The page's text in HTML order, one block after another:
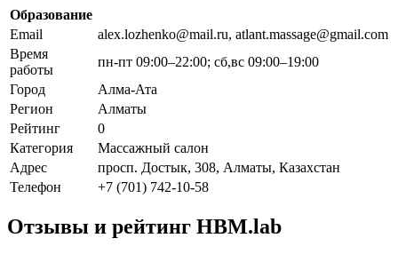
Образование
Email
alex.lozhenko@mail.ru, atlant.massage@gmail.com
Время
работы
пн-пт 09:00–22:00; сб,вс 09:00–19:00
Город
Алма-Ата
Регион
Алматы
Рейтинг
0
Категория
Массажный салон
Адрес
просп. Достык, 308, Алматы, Казахстан
Телефон
+7 (701) 742-10-58
Отзывы и рейтинг HBM.lab